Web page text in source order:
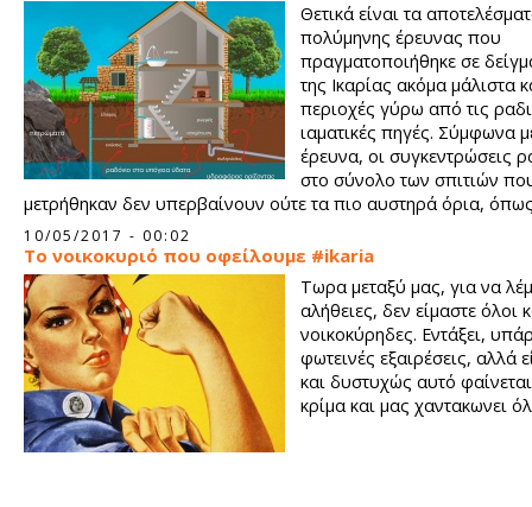
Θετικά είναι τα
πολύμηνης έρευνας που
πραγματοποιήθηκε σε
της Ικαρίας ακόμα μάλιστα
περιοχές γύρω από τις
ιαματικές πηγές. Σύμφωνα
έρευνα, οι συγκεντρώσεις
στο σύνολο των σπιτιών
μετρήθηκαν δεν υπερβαίνουν ούτε τα πιο αυστηρά όρια,
καθορίζονται από τον Παγκόσμιο Οργανισμό Υγείας.
10/05/2017 - 00:02
Το νοικοκυριό που οφείλουμε #ikaria
Τωρα μεταξύ μας, για να
αλήθειες, δεν είμαστε όλοι
νοικοκύρηδες. Εντάξει,
φωτεινές εξαιρέσεις, αλλά
και δυστυχώς αυτό φαίνεται
κρίμα και μας χαντακωνει